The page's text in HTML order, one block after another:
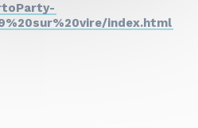
index.html